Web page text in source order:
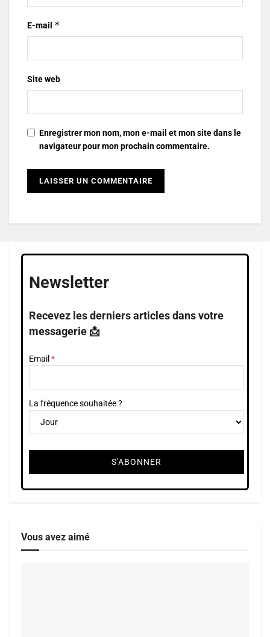
E-mail *
Site web
Enregistrer mon nom, mon e-mail et mon site dans le
navigateur pour mon prochain commentaire.
Newsletter
Recevez les derniers articles dans votre
messagerie 📩
Email
La fréquence souhaitée ?
Vous avez aimé